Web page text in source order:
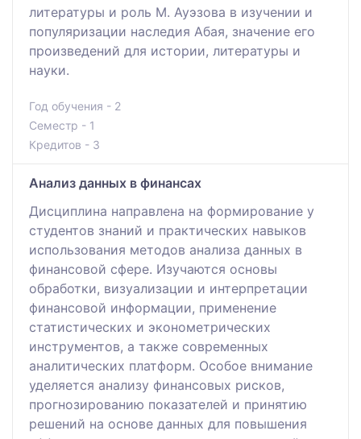
литературы и роль М. Ауэзова в изучении и
популяризации наследия Абая, значение его
произведений для истории, литературы и
науки.
Год обучения - 2
Семестр - 1
Кредитов - 3
Анализ данных в финансах
Дисциплина направлена на формирование у
студентов знаний и практических навыков
использования методов анализа данных в
финансовой сфере. Изучаются основы
обработки, визуализации и интерпретации
финансовой информации, применение
статистических и эконометрических
инструментов, а также современных
аналитических платформ. Особое внимание
уделяется анализу финансовых рисков,
прогнозированию показателей и принятию
решений на основе данных для повышения